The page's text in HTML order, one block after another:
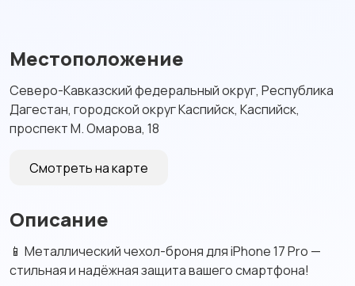
Местоположение
Северо-Кавказский федеральный округ, Республика
Дагестан, городской округ Каспийск, Каспийск,
проспект М. Омарова, 18
Смотреть на карте
Описание
📱 Металлический чехол-броня для iPhone 17 Pro —
стильная и надёжная защита вашего смартфона!